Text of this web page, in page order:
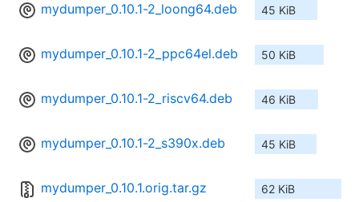
mydumper_0.10.1-2_loong64.deb 45 KiB
mydumper_0.10.1-2_ppc64el.deb 50 KiB
mydumper_0.10.1-2_riscv64.deb 46 KiB
mydumper_0.10.1-2_s390x.deb 45 KiB
mydumper_0.10.1.orig.tar.gz 62 KiB